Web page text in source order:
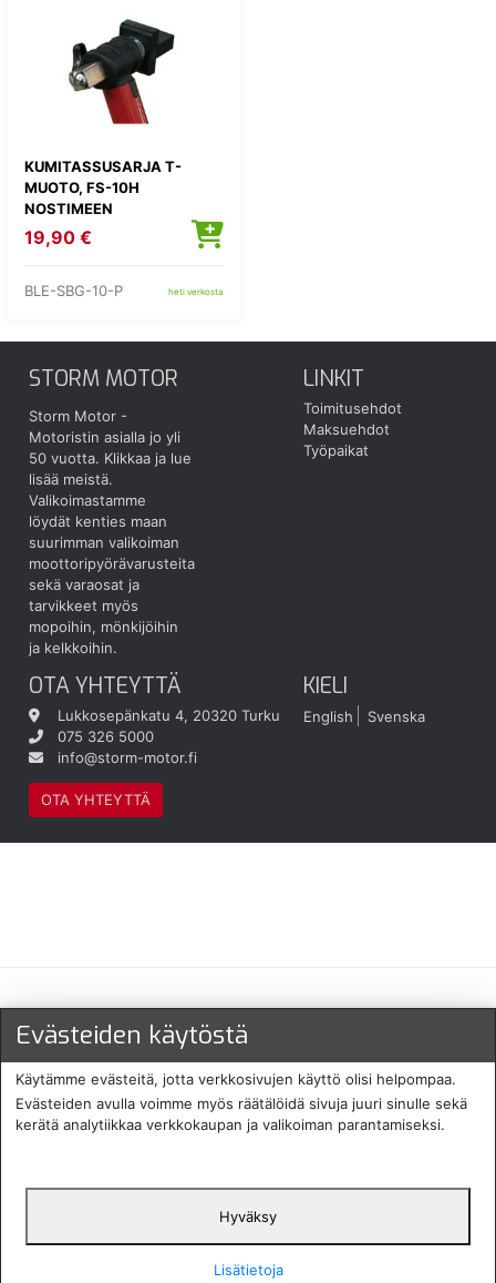
KUMITASSUSARJA T-
MUOTO, FS-10H
NOSTIMEEN
19,90 €
BLE-SBG-10-P heti verkosta
STORM MOTOR
Storm Motor -
Motoristin asialla jo yli
50 vuotta. Klikkaa ja lue
lisää meistä.
Valikoimastamme
löydät kenties maan
suurimman valikoiman
moottoripyörävarusteita
sekä varaosat ja
tarvikkeet myös
mopoihin, mönkijöihin
ja kelkkoihin.
LINKIT
Toimitusehdot
Maksuehdot
Työpaikat
OTA YHTEYTTÄ
Lukkosepänkatu 4, 20320 Turku
075 326 5000
info@storm-motor.fi
OTA YHTEYTTÄ
KIELI
English Svenska
Maksu- ja toimitustavat
Protecomp
Copyright 2024. All rights
English
Evästeiden käytöstä
Käytämme evästeitä, jotta verkkosivujen käyttö olisi helpompaa.
Evästeiden avulla voimme myös räätälöidä sivuja juuri sinulle sekä
kerätä analytiikkaa verkkokaupan ja valikoiman parantamiseksi.
Hyväksy
Lisätietoja